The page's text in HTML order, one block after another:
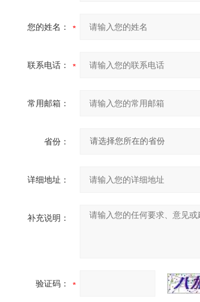
您的姓名：
联系电话：
常用邮箱：
省份：
详细地址：
补充说明：
验证码：